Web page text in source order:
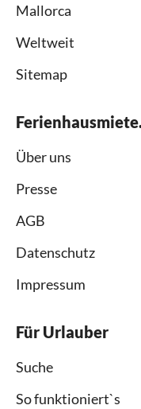
Mallorca
Weltweit
Sitemap
Über uns
Presse
AGB
Datenschutz
Impressum
Für Urlauber
Suche
So funktioniert`s